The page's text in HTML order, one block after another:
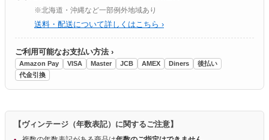
※北海道・沖縄など一部例外地域あり
送料・配送について詳しくはこちら ›
ご利用可能なお支払い方法 ›
Amazon Pay VISA Master JCB AMEX Diners
後払い
代金引換
【ヴィンテージ（年数表記）に関するご注意】